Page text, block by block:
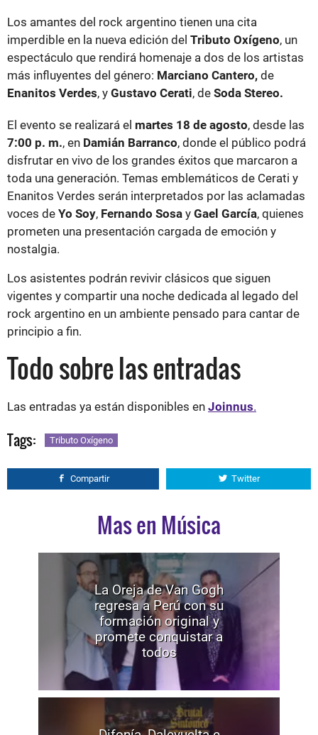
Los amantes del rock argentino tienen una cita
imperdible en la nueva edición del Tributo Oxígeno, un
espectáculo que rendirá homenaje a dos de los artistas
más influyentes del género: Marciano Cantero, de
Enanitos Verdes, y Gustavo Cerati, de Soda Stereo.
El evento se realizará el martes 18 de agosto, desde las
7:00 p. m., en Damián Barranco, donde el público podrá
disfrutar en vivo de los grandes éxitos que marcaron a
toda una generación. Temas emblemáticos de Cerati y
Enanitos Verdes serán interpretados por las aclamadas
voces de Yo Soy, Fernando Sosa y Gael García, quienes
prometen una presentación cargada de emoción y
nostalgia.
Los asistentes podrán revivir clásicos que siguen
vigentes y compartir una noche dedicada al legado del
rock argentino en un ambiente pensado para cantar de
principio a fin.
Todo sobre las entradas
Las entradas ya están disponibles en Joinnus.
Tags: Tributo Oxígeno
Compartir Twitter
Mas en Música
La Oreja de Van Gogh
regresa a Perú con su
formación original y
promete conquistar a
todos